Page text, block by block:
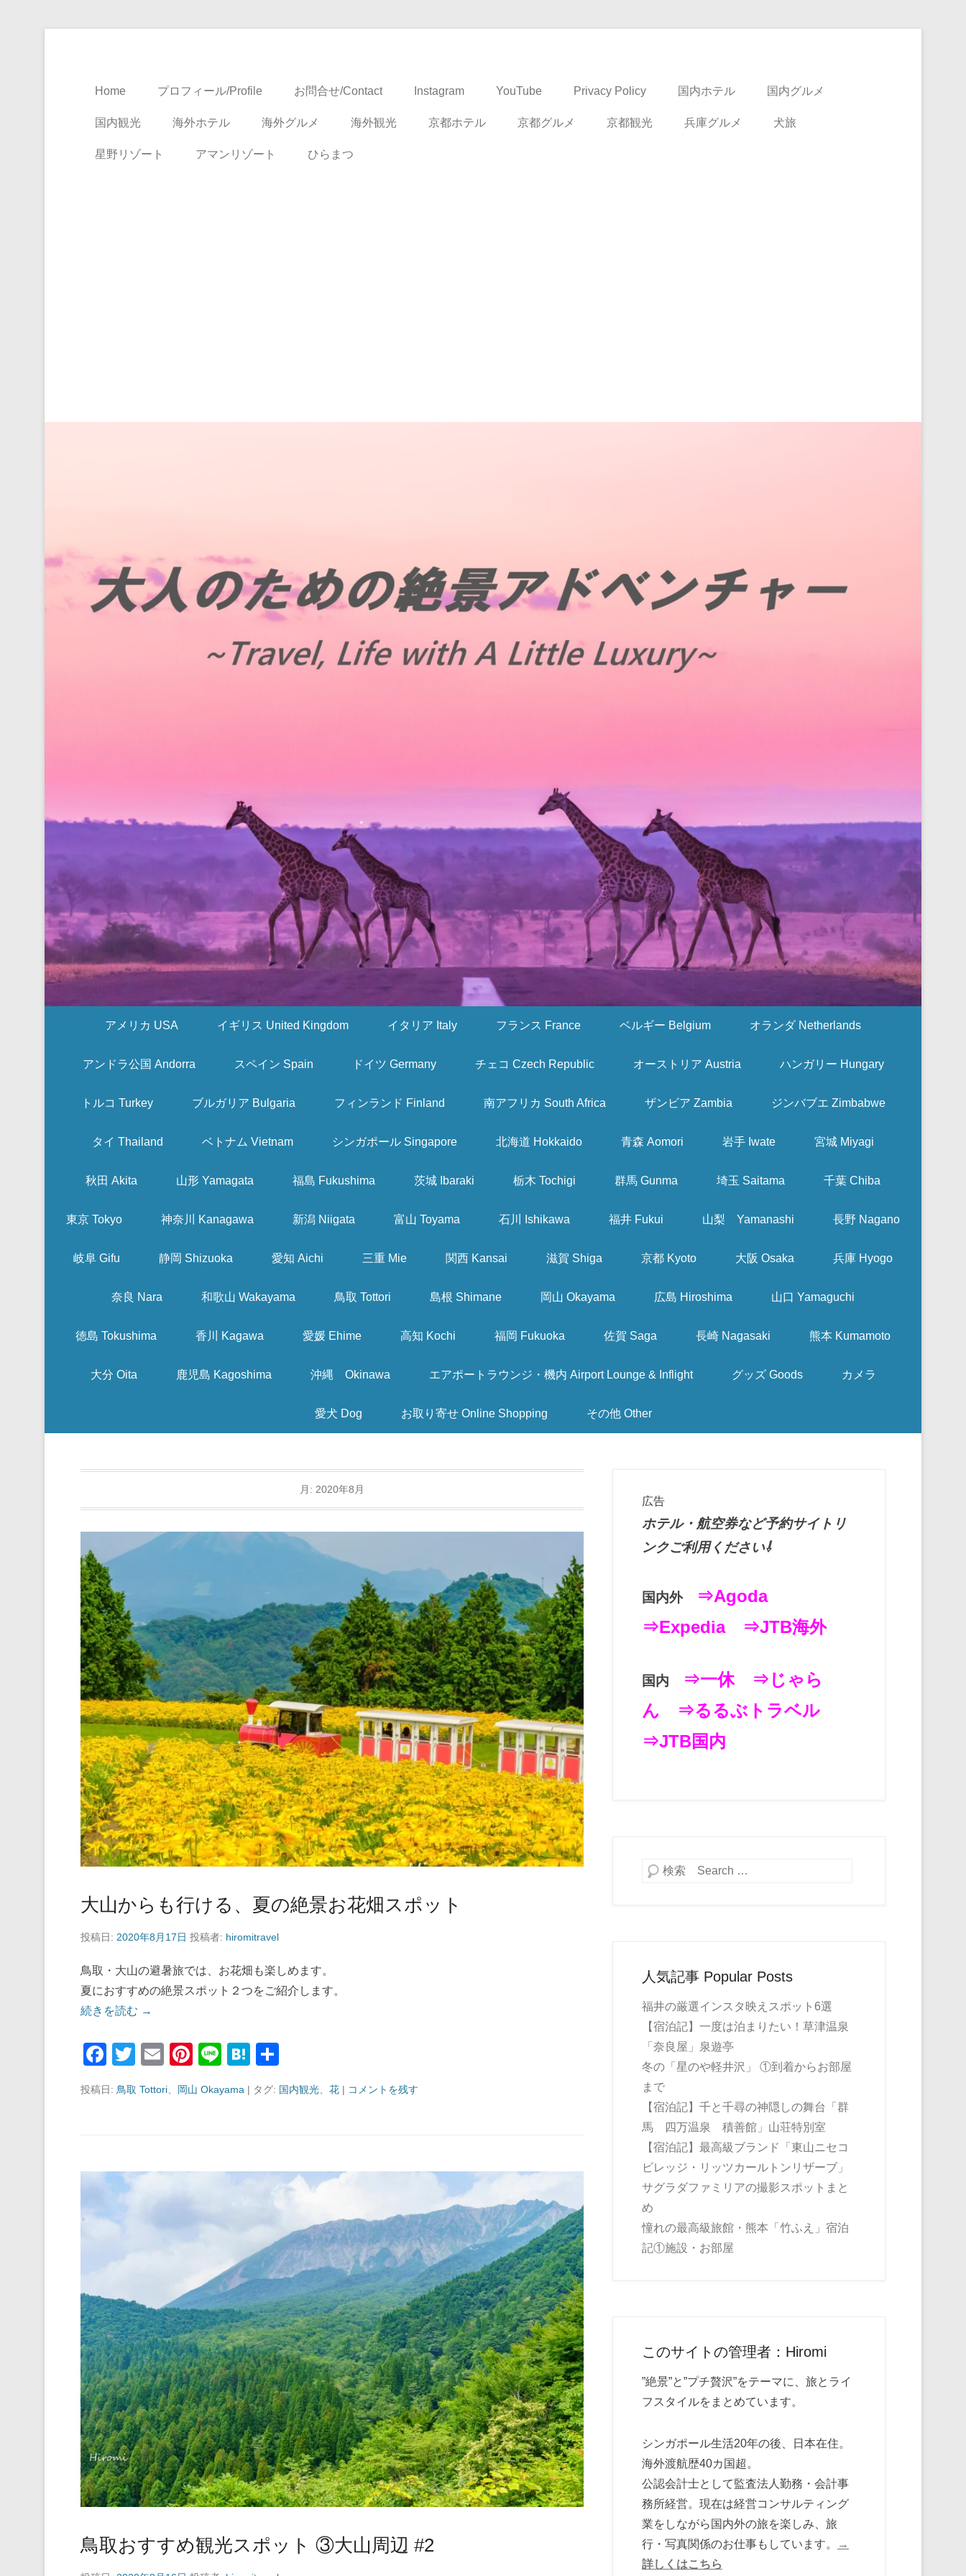
Home プロフィール/Profile お問合せ/Contact Instagram YouTube Privacy Policy 国内ホテル 国内グルメ
国内観光 海外ホテル 海外グルメ 海外観光 京都ホテル 京都グルメ 京都観光 兵庫グルメ 犬旅
星野リゾート アマンリゾート ひらまつ
アメリカ USA イギリス United Kingdom イタリア Italy フランス France ベルギー Belgium オランダ Netherlands
アンドラ公国 Andorra スペイン Spain ドイツ Germany チェコ Czech Republic オーストリア Austria ハンガリー Hungary
トルコ Turkey ブルガリア Bulgaria フィンランド Finland 南アフリカ South Africa ザンビア Zambia ジンバブエ Zimbabwe
タイ Thailand ベトナム Vietnam シンガポール Singapore 北海道 Hokkaido 青森 Aomori 岩手 Iwate 宮城 Miyagi
秋田 Akita 山形 Yamagata 福島 Fukushima 茨城 Ibaraki 栃木 Tochigi 群馬 Gunma 埼玉 Saitama 千葉 Chiba
東京 Tokyo 神奈川 Kanagawa 新潟 Niigata 富山 Toyama 石川 Ishikawa 福井 Fukui 山梨 Yamanashi 長野 Nagano
岐阜 Gifu 静岡 Shizuoka 愛知 Aichi 三重 Mie 関西 Kansai 滋賀 Shiga 京都 Kyoto 大阪 Osaka 兵庫 Hyogo
奈良 Nara 和歌山 Wakayama 鳥取 Tottori 島根 Shimane 岡山 Okayama 広島 Hiroshima 山口 Yamaguchi
徳島 Tokushima 香川 Kagawa 愛媛 Ehime 高知 Kochi 福岡 Fukuoka 佐賀 Saga 長崎 Nagasaki 熊本 Kumamoto
大分 Oita 鹿児島 Kagoshima 沖縄 Okinawa エアポートラウンジ・機内 Airport Lounge & Inflight グッズ Goods カメラ
愛犬 Dog お取り寄せ Online Shopping その他 Other
月: 2020年8月
大山からも行ける、夏の絶景お花畑スポット
投稿日: 2020年8月17日 投稿者: hiromitravel
鳥取・大山の避暑旅では、お花畑も楽しめます。
夏におすすめの絶景スポット２つをご紹介します。
続きを読む →
F
c
o
o
k
T
tt
E
ail
Pi
er
Li
e
H
e
投稿日: 鳥取 Tottori 岡山 Okayama | タグ: 国内観光 花 | コメントを残す
鳥取おすすめ観光スポット ③大山周辺 #2
広告
ホテル・航空券など予約サイトリ
ンクご利用ください⇩
国内外
⇒Agoda
⇒Expedia
⇒JTB海外
国内 ⇒一休
⇒じゃら
ん
⇒るるぶトラベル
⇒JTB国内
検索
人気記事 Popular Posts
福井の厳選インスタ映えスポット6選
【宿泊記】一度は泊まりたい！草津温泉
「奈良屋」泉遊亭
冬の「星のや軽井沢」 ①到着からお部屋
まで
【宿泊記】千と千尋の神隠しの舞台「群
馬 四万温泉 積善館」山荘特別室
【宿泊記】最高級ブランド「東山ニセコ
ビレッジ・リッツカールトンリザーブ」
サグラダファミリアの撮影スポットまと
め
憧れの最高級旅館・熊本「竹ふえ」宿泊
記①施設・お部屋
このサイトの管理者：Hiromi
”絶景”と”プチ贅沢”をテーマに、旅とライ
フスタイルをまとめています。
シンガポール生活20年の後、日本在住。
海外渡航歴40カ国超。
公認会計士として監査法人勤務・会計事
務所経営。現在は経営コンサルティング
業をしながら国内外の旅を楽しみ、旅
行・写真関係のお仕事もしています。
→
詳しくはこちら